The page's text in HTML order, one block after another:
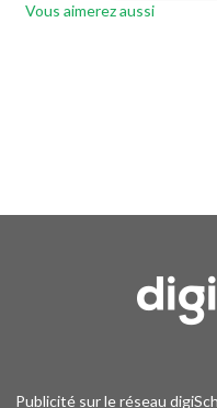
Vous aimerez aussi
Publicité sur le réseau